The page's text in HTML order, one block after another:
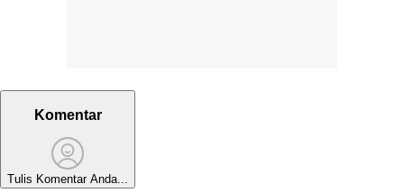
Komentar
Tulis Komentar Anda...